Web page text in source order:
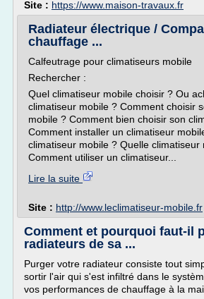
Site : https://www.maison-travaux.fr
Radiateur électrique /
chauffage ...
Calfeutrage pour climatiseurs mobile
Rechercher :
Quel climatiseur mobile choisir ? Ou
climatiseur mobile ? Comment choisir
mobile ? Comment bien choisir son
Comment installer un climatiseur
climatiseur mobile ? Quelle climatiseur
Comment utiliser un climatiseur...
Lire la suite
Site : http://www.leclimatiseur-mobile.fr
Comment et pourquoi faut-il
radiateurs de sa ...
Purger votre radiateur consiste tout
sortir l'air qui s'est infiltré dans le
vos performances de chauffage à la